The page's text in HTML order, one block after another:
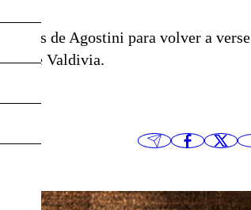
país de Agostini para volver a verse
Jorge Valdivia.